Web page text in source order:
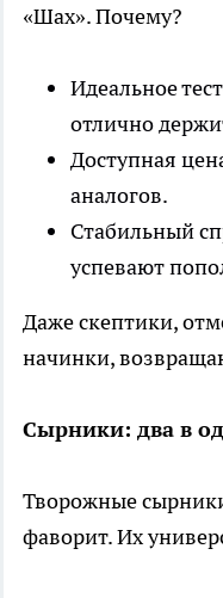
«Шах». Почему?
Идеальное
отлично
Доступная
аналогов.
Стабильный
успевают
Даже скептики,
начинки,
Сырники: два в
Творожные
фаворит. Их